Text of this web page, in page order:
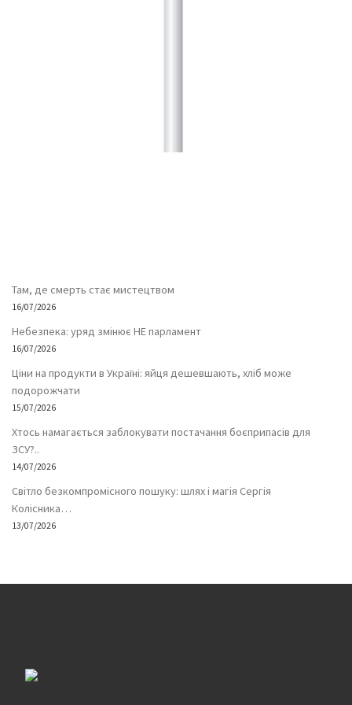
Там, де смерть стає мистецтвом
16/07/2026
Небезпека: уряд змінює НЕ парламент
16/07/2026
Ціни на продукти в Україні: яйця дешевшають, хліб може
подорожчати
15/07/2026
Хтось намагається заблокувати постачання боєприпасів для
ЗСУ?..
14/07/2026
Світло безкомпромісного пошуку: шлях і магія Сергія
Колісника…
13/07/2026